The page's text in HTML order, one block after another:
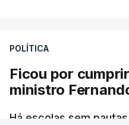
POLÍTICA
Ficou por
ministro
Há escolas sem